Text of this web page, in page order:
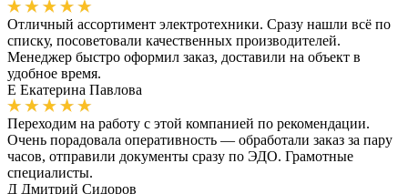
Отличный ассортимент электротехники. Сразу нашли всё по
списку, посоветовали качественных производителей.
Менеджер быстро оформил заказ, доставили на объект в
удобное время.
Е Екатерина Павлова
Переходим на работу с этой компанией по рекомендации.
Очень порадовала оперативность — обработали заказ за пару
часов, отправили документы сразу по ЭДО. Грамотные
специалисты.
Д Дмитрий Сидоров